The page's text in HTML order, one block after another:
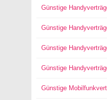
Günstige
Günstige
Günstige
Günstige
Günstige